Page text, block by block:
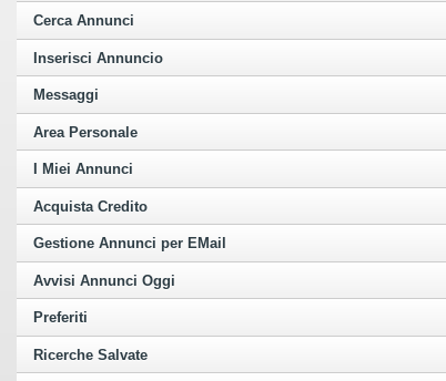
Cerca Annunci
Inserisci Annuncio
Messaggi
Area Personale
I Miei Annunci
Acquista Credito
Gestione Annunci per EMail
Avvisi Annunci Oggi
Preferiti
Ricerche Salvate